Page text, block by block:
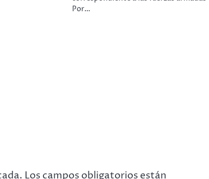
Por…
Los campos obligatorios están